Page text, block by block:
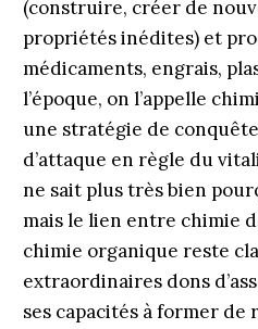
(construire, créer de
propriétés inédites) et
médicaments, engrais,
l’époque, on l’appelle
une stratégie de
d’attaque en règle du
ne sait plus très bien
mais le lien entre chimie
chimie organique reste
extraordinaires dons
ses capacités à former de